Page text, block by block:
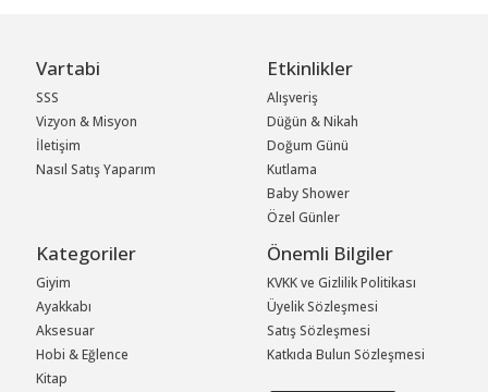
Vartabi
SSS
Vizyon & Misyon
İletişim
Nasıl Satış Yaparım
Etkinlikler
Alışveriş
Düğün & Nikah
Doğum Günü
Kutlama
Baby Shower
Özel Günler
Kategoriler
Giyim
Ayakkabı
Aksesuar
Hobi & Eğlence
Kitap
Önemli Bilgiler
KVKK ve Gizlilik Politikası
Üyelik Sözleşmesi
Satış Sözleşmesi
Katkıda Bulun Sözleşmesi